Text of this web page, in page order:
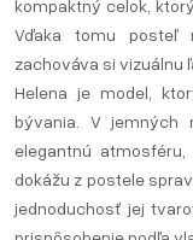
kompaktný celok,
Vďaka tomu posteľ
zachováva si vizuálnu
Helena je model,
bývania. V jemných
elegantnú
dokážu z postele
jednoduchosť jej